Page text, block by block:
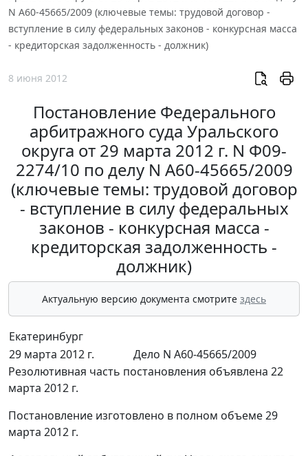
N А60-45665/2009 (ключевые темы: трудовой договор -
вступление в силу федеральных законов - конкурсная масса
- кредиторская задолженность - должник)
8 июня 2012
Постановление Федерального
арбитражного суда Уральского
округа от 29 марта 2012 г. N Ф09-
2274/10 по делу N А60-45665/2009
(ключевые темы: трудовой договор
- вступление в силу федеральных
законов - конкурсная масса -
кредиторская задолженность -
должник)
Актуальную версию документа смотрите здесь
Екатеринбург
29 марта 2012 г.
Дело N А60-45665/2009
Резолютивная часть постановления объявлена 22
марта 2012 г.
Постановление изготовлено в полном объеме 29
марта 2012 г.